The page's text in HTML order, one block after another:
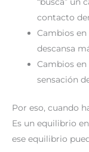
contacto
Cambios en
descansa
Cambios en
sensación
Por eso, cuando
Es un equilibrio
ese equilibrio